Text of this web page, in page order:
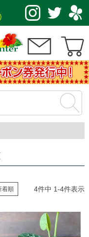
着順 4件中 1-4件表示